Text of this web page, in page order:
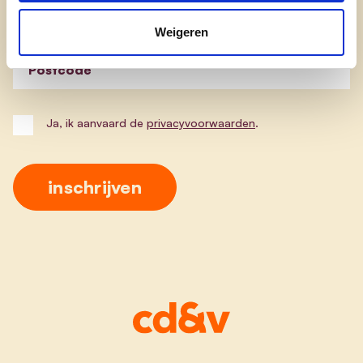
Weigeren
Postcode
Ja, ik aanvaard de privacyvoorwaarden.